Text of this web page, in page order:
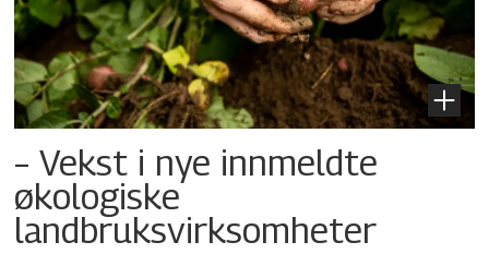
– Vekst i nye innmeldte
økologiske
landbruksvirksomheter